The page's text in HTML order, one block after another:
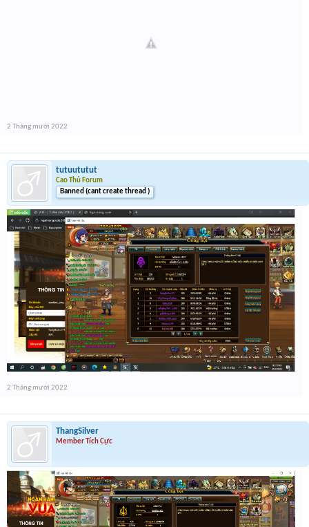
2 Tháng mười 2022
tutuututut
Cao Thủ Forum
Banned (cant create thread )
2 Tháng mười 2022
ThangSilver
Member Tích Cực